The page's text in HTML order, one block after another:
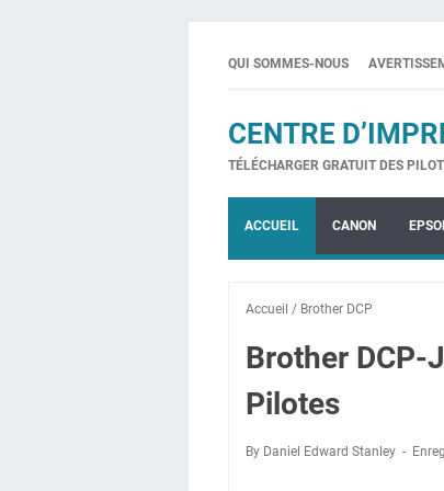
QUI SOMMES-NOUS
CENTRE
TÉLÉCHARGER GRATUIT DES
ACCUEIL CANON
Accueil / Brother DCP
Brother DCP-
Pilotes
By Daniel Edward Stanley